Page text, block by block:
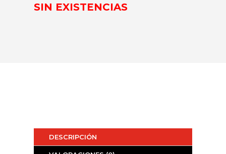
SIN EXISTENCIAS
DESCRIPCIÓN